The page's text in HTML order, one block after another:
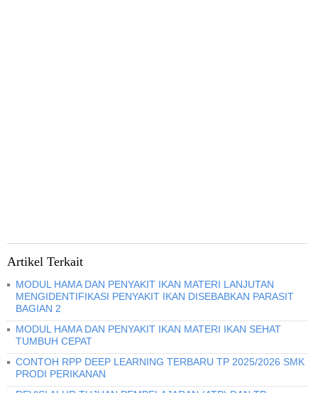
Artikel Terkait
MODUL HAMA DAN PENYAKIT IKAN MATERI LANJUTAN
MENGIDENTIFIKASI PENYAKIT IKAN DISEBABKAN PARASIT
BAGIAN 2
MODUL HAMA DAN PENYAKIT IKAN MATERI IKAN SEHAT
TUMBUH CEPAT
CONTOH RPP DEEP LEARNING TERBARU TP 2025/2026 SMK
PRODI PERIKANAN